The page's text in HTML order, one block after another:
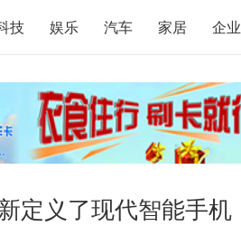
技 娱乐 汽车 家居 企业
定义了现代智能手机